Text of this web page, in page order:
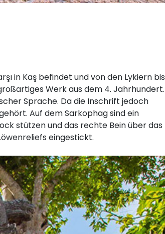
in Kaş befindet und von den Lykiern bis
Werk aus dem 4. Jahrhundert.
Sprache. Da die Inschrift jedoch
Auf dem Sarkophag sind ein
stützen und das rechte Bein über das
eingestickt.